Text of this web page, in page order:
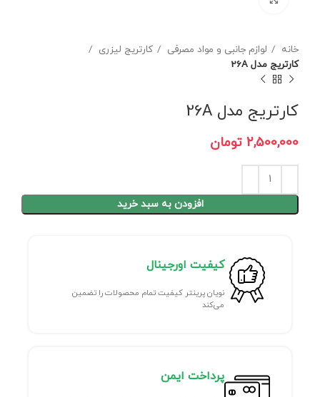
خانه لوازم جانبی و مواد مصرفی
کارتریج لیزری
کارتریج مدل 26A
کارتریج مدل 26A
تومان
افزودن به سبد خرید
کیفیت اورجینال
نویان پرینتر کیفیت تمام محصولات را تضمین
می‌کند
پرداخت ایمن